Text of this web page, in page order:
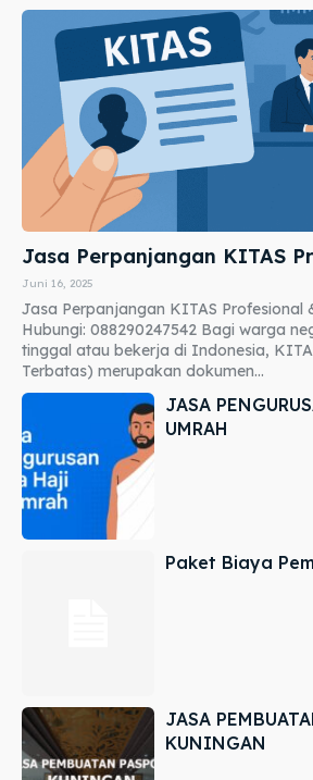
Jasa Perpanjangan KITAS
Juni 16, 2025
Jasa Perpanjangan KITAS Profesional
Hubungi: 088290247542 Bagi warga
tinggal atau bekerja di Indonesia,
Terbatas) merupakan dokumen...
JASA
UMRAH
Paket Biaya
JASA
KUNINGAN